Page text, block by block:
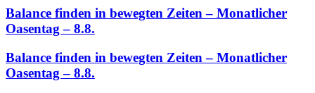
Balance finden in bewegten Zeiten – Monatlicher
Oasentag – 8.8.
Balance finden in bewegten Zeiten – Monatlicher
Oasentag – 8.8.